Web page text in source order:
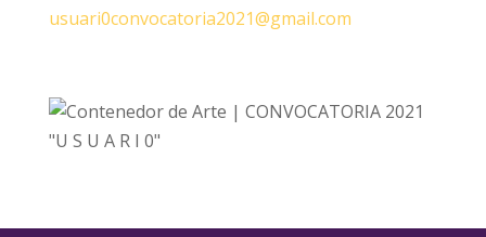
usuari0convocatoria2021@gmail.com